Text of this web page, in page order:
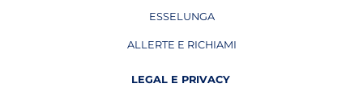
ESSELUNGA
APRE IN UNA NUOVA PAGINA
ALLERTE E RICHIAMI
APRE IN UNA NUOVA PAGINA
LEGAL E PRIVACY